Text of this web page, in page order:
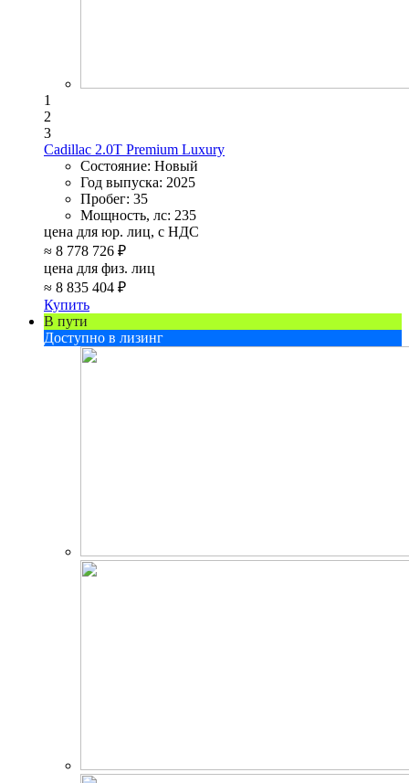
1
2
3
Cadillac 2.0T Premium Luxury
Состояние: Новый
Год выпуска: 2025
Пробег: 35
Мощность, лс: 235
цена для юр. лиц, с НДС
≈ 8 778 726 ₽
цена для физ. лиц
≈ 8 835 404 ₽
Купить
В пути
Доступно в лизинг